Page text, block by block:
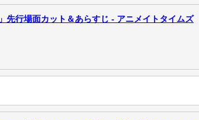
先行場面カット＆あらすじ - アニメイトタイムズ